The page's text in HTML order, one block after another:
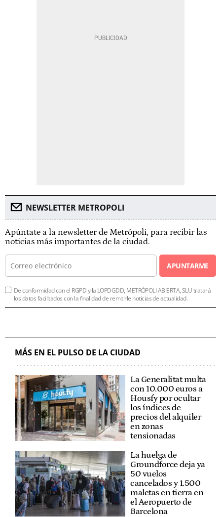
NEWSLETTER METROPOLI
Apúntate a la newsletter de Metrópoli, para recibir las
noticias más importantes de la ciudad.
APUNTARME
De conformidad con el RGPD y la LOPDGDD, METRÓPOLI ABIERTA, SLU tratará
los datos facilitados con la finalidad de remitirle noticias de actualidad.
MÁS EN EL PULSO DE LA CIUDAD
La Generalitat multa
con 10.000 euros a
Housfy por ocultar
los índices de
precios del alquiler
en zonas
tensionadas
La huelga de
Groundforce deja ya
50 vuelos
cancelados y 1.500
maletas en tierra en
el Aeropuerto de
Barcelona